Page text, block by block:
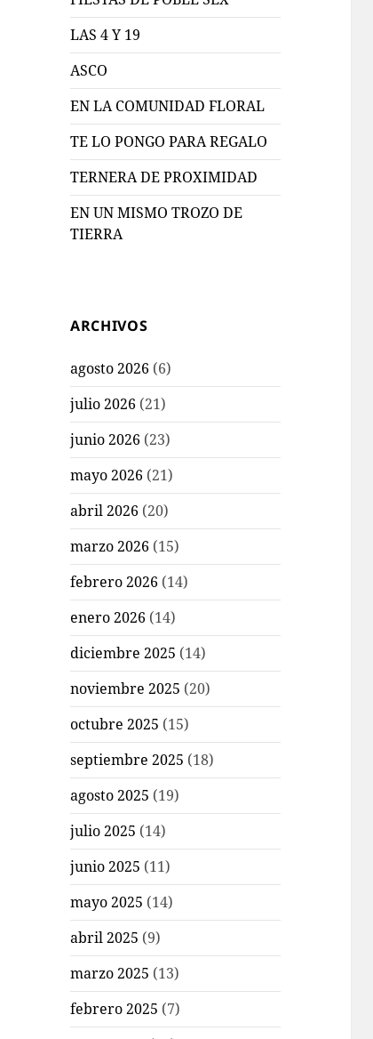
LAS 4 Y 19
ASCO
EN LA COMUNIDAD FLORAL
TE LO PONGO PARA REGALO
TERNERA DE PROXIMIDAD
EN UN MISMO TROZO DE
TIERRA
ARCHIVOS
agosto 2026 (6)
julio 2026 (21)
junio 2026 (23)
mayo 2026 (21)
abril 2026 (20)
marzo 2026 (15)
febrero 2026 (14)
enero 2026 (14)
diciembre 2025 (14)
noviembre 2025 (20)
octubre 2025 (15)
septiembre 2025 (18)
agosto 2025 (19)
julio 2025 (14)
junio 2025 (11)
mayo 2025 (14)
abril 2025 (9)
marzo 2025 (13)
febrero 2025 (7)